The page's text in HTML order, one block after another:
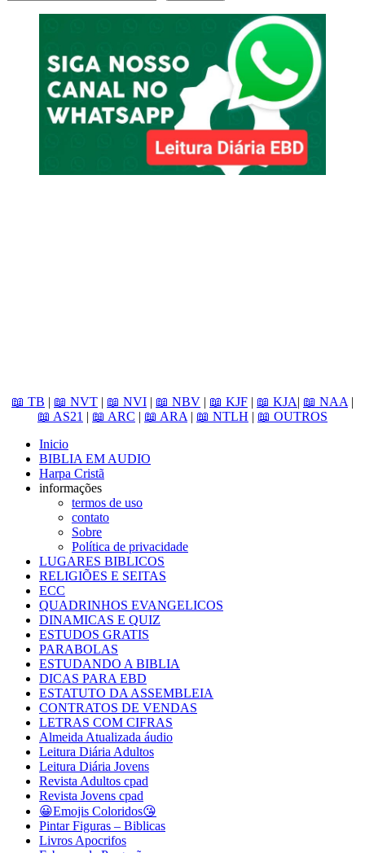
📖 TB | 📖 NVT | 📖 NVI | 📖 NBV | 📖 KJF | 📖 KJA| 📖 NAA |
📖 AS21 | 📖 ARC | 📖 ARA | 📖 NTLH | 📖 OUTROS
Inicio
BIBLIA EM AUDIO
Harpa Cristã
informações
termos de uso
contato
Sobre
Política de privacidade
LUGARES BIBLICOS
RELIGIÕES E SEITAS
ECC
QUADRINHOS EVANGELICOS
DINAMICAS E QUIZ
ESTUDOS GRATIS
PARABOLAS
ESTUDANDO A BIBLIA
DICAS PARA EBD
ESTATUTO DA ASSEMBLEIA
CONTRATOS DE VENDAS
LETRAS COM CIFRAS
Almeida Atualizada áudio
Leitura Diária Adultos
Leitura Diária Jovens
Revista Adultos cpad
Revista Jovens cpad
😀Emojis Coloridos😘
Pintar Figuras – Biblicas
Livros Apocrifos